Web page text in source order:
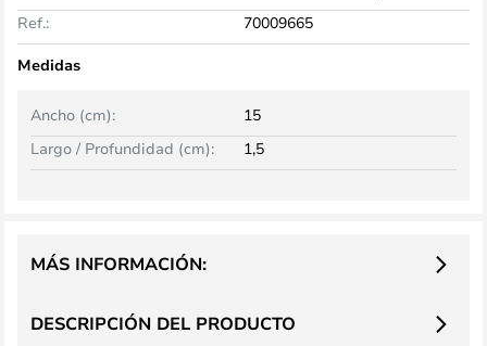
Ref.:
70009665
Medidas
Ancho (cm):
15
Largo / Profundidad (cm):
1,5
DESCRIPCIÓN DEL PRODUCTO
MÁS INFORMACIÓN: